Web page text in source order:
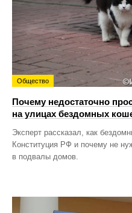
Общество
Почему недостаточно
на улицах бездомных
Эксперт рассказал, как
Конституция РФ и почему не
в подвалы домов.